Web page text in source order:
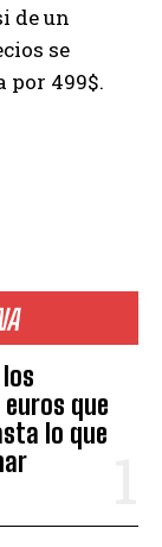
que
lo que
de un
se
por 499$.